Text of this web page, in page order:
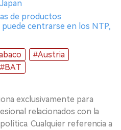
de productos
centrarse en los NTP,
#Austria
#BAT
exclusivamente para
relacionados con la
Cualquier referencia a